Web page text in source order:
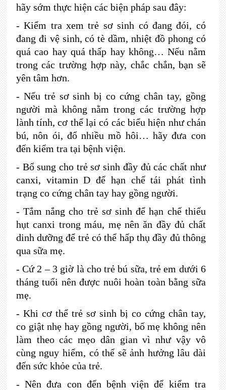
hãy sớm thực hiện các biện pháp sau đây:
-Kiểm tra xem trẻ sơ sinh có đang đói, có
đang đi vệ sinh, có tè dầm, nhiệt đồ phong có
quá cao hay quá thấp hay không… Nếu nằm
trong các trường hợp này, chắc chắn, bạn sẽ
yên tâm hơn.
- Nếu trẻ sơ sinh bị co cứng chân tay, gồng
người mà không nằm trong các trường hợp
lành tính, cơ thể lại có các biểu hiện như chán
bú, nôn ói, đổ nhiều mồ hôi… hãy đưa con
đến kiểm tra tại bệnh viện.
- Bổ sung cho trẻ sơ sinh đầy đủ các chất như
canxi, vitamin D để hạn chế tái phát tình
trạng co cứng chân tay hay gồng người.
-Tắm nắng cho trẻ sơ sinh để hạn chế thiếu
hụt canxi trong máu, mẹ nên ăn đầy đủ chất
dinh dưỡng để trẻ có thể hấp thụ đầy đủ thông
qua sữa mẹ.
-Cứ 2 – 3 giờ là cho trẻ bú sữa, trẻ em dưới 6
tháng tuổi nên được nuôi hoàn toàn bằng sữa
mẹ.
- Khi cơ thể trẻ sơ sinh bị co cứng chân tay,
co giật nhẹ hay gồng người, bố mẹ không nên
làm theo các mẹo dân gian vì như vậy vô
cùng nguy hiểm, có thể sẽ ảnh hưởng lâu dài
đến sức khỏe của trẻ.
-Nên đưa con đến bệnh viện để kiểm tra